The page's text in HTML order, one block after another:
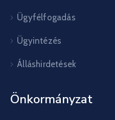
Ügyfélfogadás
Ügyintézés
Álláshirdetések
Önkormányzat